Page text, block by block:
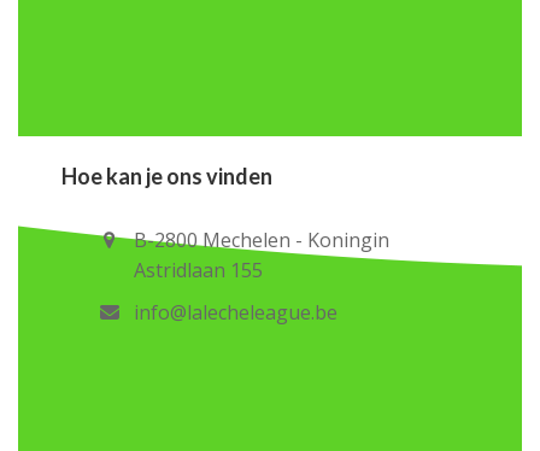
Hoe kan je ons vinden
B-2800 Mechelen - Koningin
Astridlaan 155
info@lalecheleague.be